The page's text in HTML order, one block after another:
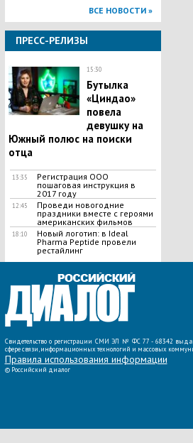
ВСЕ НОВОСТИ »
ПРЕСС-РЕЛИЗЫ
15:30
Бутылка
«Циндао»
повела
девушку на
Южный полюс на поиски
отца
13:35
Регистрация ООО
пошаговая инструкция в
2017 году
12:45
Проведи новогодние
праздники вместе с героями
американских фильмов
18:10
Новый логотип: в Ideal
Pharma Peptide провели
рестайлинг
Свидетельство о регистрации СМИ ЭЛ № ФС 77 - 68342
сфере связи, информационных технологий и массовых
Правила использования информации
© Российский диалог